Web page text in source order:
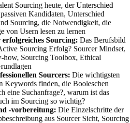
Sourcing heute, der Unterschied
Kandidaten, Unterschied
Sourcing, die Notwendigkeit, die
von Usern lesen zu lernen
Sourcing: Das Berufsbild
Sourcing Erfolg? Sourcer Mindset,
how, Sourcing Toolbox, Ethical
Sourcers: Die wichtigsten
Keywords finden, die Booleschen
eine Suchanfrage?, warum ist das
im Sourcing so wichtig?
-vorbereitung: Die Einzelschritte der
aus Sourcer Sicht, Sourcing